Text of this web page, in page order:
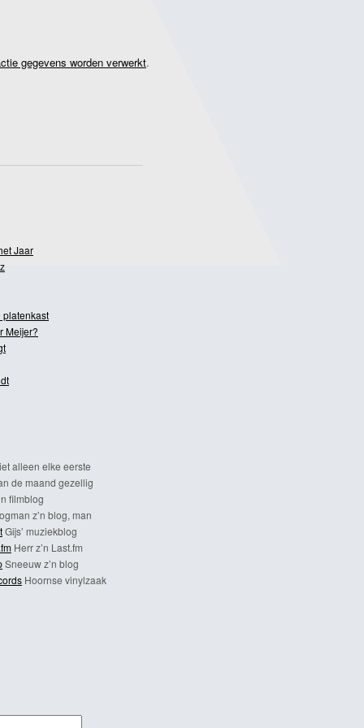
gegevens worden verwerkt.
Jaar
platenkast
Meijer?
alleen elke eerste
de maand gezellig
filmblog
z’n blog, man
Gijs’ muziekblog
Herr z’n Last.fm
Sneeuw z’n blog
Hoornse vinylzaak